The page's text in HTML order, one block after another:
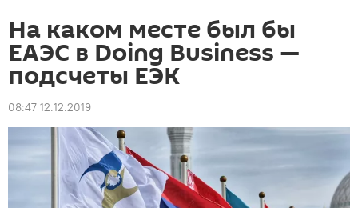
На каком месте был бы
ЕАЭС в Doing Business —
подсчеты ЕЭК
08:47 12.12.2019